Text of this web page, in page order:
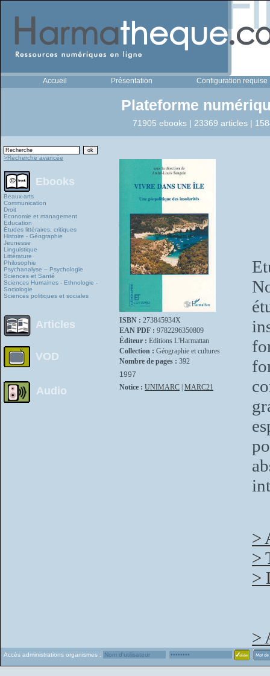
Accueil Présentation Configuration requise
Plateforme
71905 ebooks | 23369 articles |
>Recherche avancée
Ebooks
Beaux-arts
Communication
Droit
Economie et management
Education
Études littéraires, critiques
Histoire - Géographie
Jeunesse
Linguistique
Littérature
Philosophie
Psychanalyse – Psychologie
Sciences et Santé
Sciences Humaines - Ethnologie -
Sociologie
Sciences politiques et sociales
Articles
VOD
Audio
ISBN : 273845934X
EAN PDF : 9782296350809
Éditeur : Editions L'Harmattan
Collection : Géographie et cultures
Nombre de pages : 392
1997
Notice : UNIMARC MARC21
>
>
>
>
Accès administrations organismes :